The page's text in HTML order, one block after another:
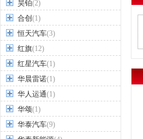
昊铂(2)
合创 (1)
恒天汽车(3)
红旗(12)
红星汽车(1)
华晨雷诺(1)
华人运通(1)
华颂(1)
华泰汽车(9)